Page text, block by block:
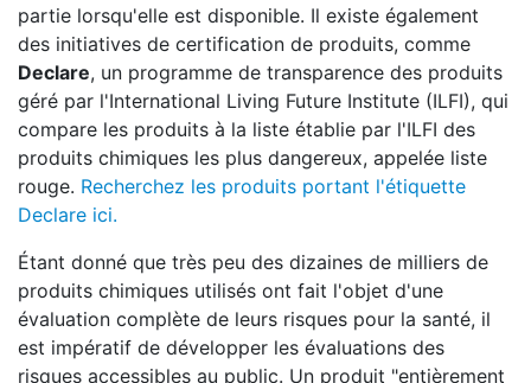
partie lorsqu'elle est disponible. Il existe également
des initiatives de certification de produits, comme
Declare, un programme de transparence des produits
géré par l'International Living Future Institute (ILFI), qui
compare les produits à la liste établie par l'ILFI des
produits chimiques les plus dangereux, appelée liste
rouge. Recherchez les produits portant l'étiquette
Declare ici.
Étant donné que très peu des dizaines de milliers de
produits chimiques utilisés ont fait l'objet d'une
évaluation complète de leurs risques pour la santé, il
est impératif de développer les évaluations des
risques accessibles au public. Un produit "entièrement